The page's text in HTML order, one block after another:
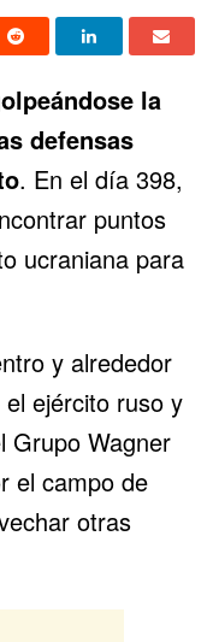
la
defensas
. En el día 398,
puntos
ucraniana para
y alrededor
ejército ruso y
Grupo Wagner
el campo de
otras